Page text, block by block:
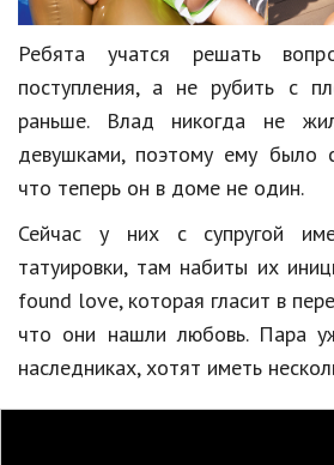
Юриспруденция
Природа
Образование
Наука и технологии
Ребята учатся решать
поступления, а не рубить с
раньше. Влад никогда не
девушками, поэтому ему было
что теперь он в доме не один.
Сейчас у них с супругой
татуировки, там набиты их
found love, которая гласит в
что они нашли любовь. Пара
наследниках, хотят иметь